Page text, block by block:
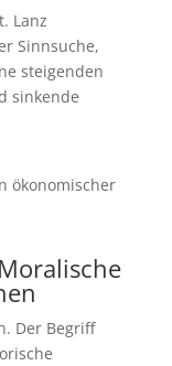
Lanz
Sinnsuche,
steigenden
sinkende
ökonomischer
Der Begriff